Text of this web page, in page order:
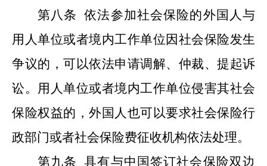
第八条 依法参加社会保险的外国人与
用人单位或者境内工作单位因社会保险发生
争议的，可以依法申请调解、仲裁、提起诉
讼。用人单位或者境内工作单位侵害其社会
保险权益的，外国人也可以要求社会保险行
政部门或者社会保险费征收机构依法处理。
第九条 具有与中国签订社会保险双边